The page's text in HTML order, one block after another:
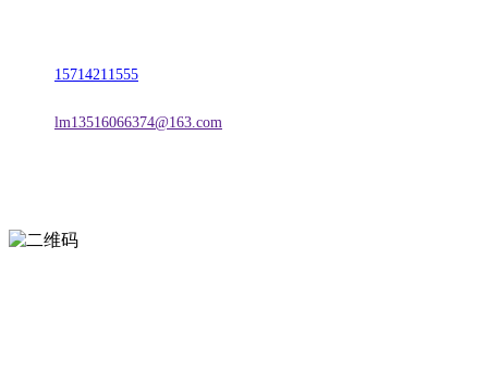
15714211555
lm13516066374@163.com